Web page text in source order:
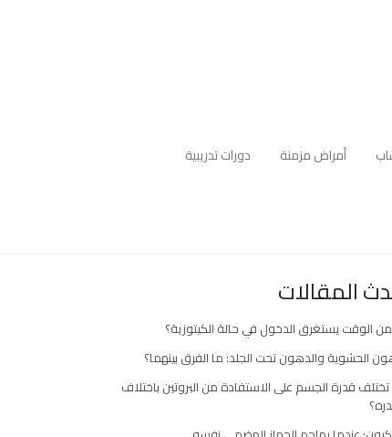
أمراض مزمنة
دورات تدريبية
المقالات
الوقت يستغرق الدخول في حالة الكيتوزية؟
الحشوية والدهون تحت الجلد: ما الفرق بينهما؟
قدرة الجسم على الاستفادة من البروتين باختلاف